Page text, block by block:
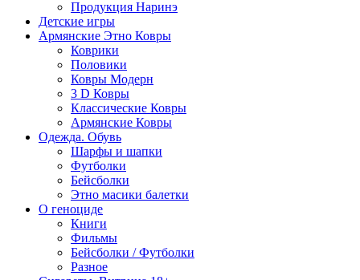
Продукция Наринэ
Детские игры
Армянские Этно Ковры
Коврики
Половики
Ковры Модерн
3 D Ковры
Классические Ковры
Армянские Ковры
Одежда. Обувь
Шарфы и шапки
Футболки
Бейсболки
Этно масики балетки
О геноциде
Книги
Фильмы
Бейсболки / Футболки
Разное